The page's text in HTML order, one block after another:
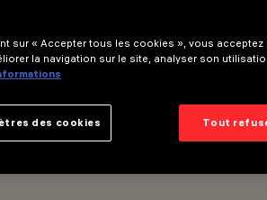
- ON-OFF
sur « Accepter tous les cookies », vous
la navigation sur le site, analyser son
Tout
des cookies